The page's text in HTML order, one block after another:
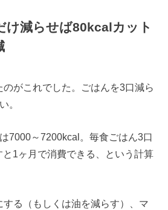
け減らせば80kcalカット
がこれでした。ごはんを3口減ら
。
7000～7200kcal。毎食ごはん3口
と1ヶ月で消費できる、という計算
る（もしくは油を減らす）、マ